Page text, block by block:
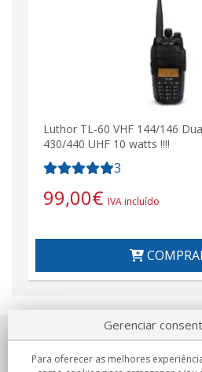
Luthor TL-60 VHF 144/146
430/440 UHF 10 watts !!!!
3
99,00€ IVA incluído
Sobre nosotros
Gerenciar
Para oferecer as melhores